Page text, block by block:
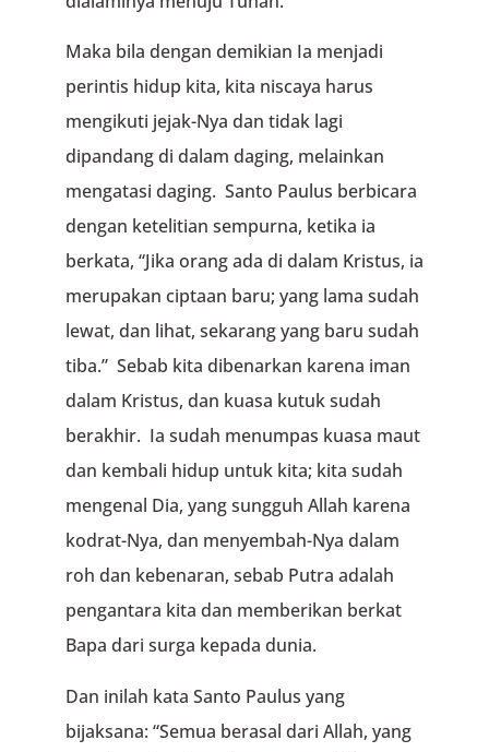
Maka bila dengan demikian Ia menjadi
perintis hidup kita, kita niscaya harus
mengikuti jejak-Nya dan tidak lagi
dipandang di dalam daging, melainkan
mengatasi daging. Santo Paulus berbicara
dengan ketelitian sempurna, ketika ia
berkata, “Jika orang ada di dalam Kristus, ia
merupakan ciptaan baru; yang lama sudah
lewat, dan lihat, sekarang yang baru sudah
tiba.” Sebab kita dibenarkan karena iman
dalam Kristus, dan kuasa kutuk sudah
berakhir. Ia sudah menumpas kuasa maut
dan kembali hidup untuk kita; kita sudah
mengenal Dia, yang sungguh Allah karena
kodrat-Nya, dan menyembah-Nya dalam
roh dan kebenaran, sebab Putra adalah
pengantara kita dan memberikan berkat
Bapa dari surga kepada dunia.
Dan inilah kata Santo Paulus yang
bijaksana: “Semua berasal dari Allah, yang